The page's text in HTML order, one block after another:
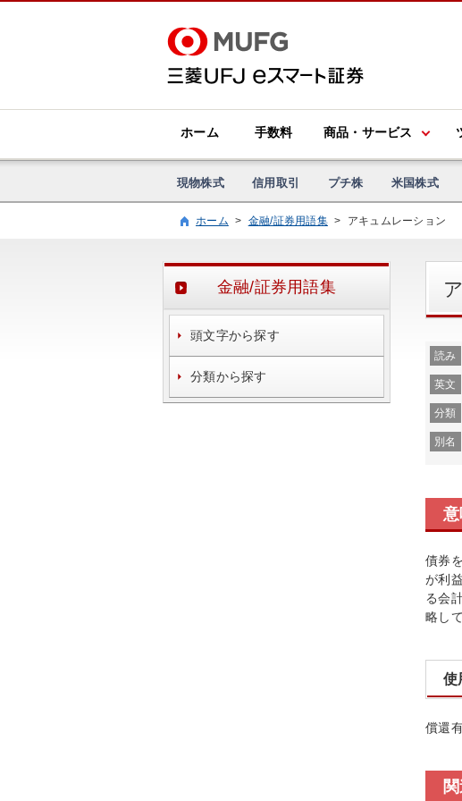
ホーム 手数料 商品・サービス
現物株式 信用取引 プチ株 米国株式
ホーム > 金融/証券用語集 > アキュムレーション
読み
英文
分類
別名
債券
が利
る会
略し
使
償還
金融/証券用語集
頭文字から探す
分類から探す